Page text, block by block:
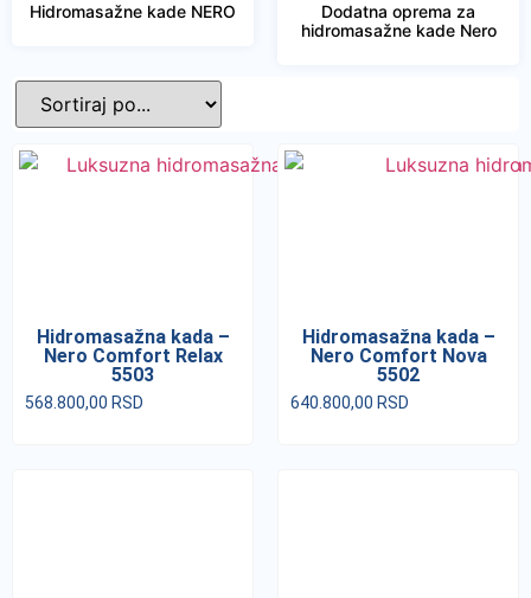
Hidromasažne kade NERO
Dodatna oprema za
hidromasažne kade Nero
Hidromasažna kada –
Nero Comfort Relax
5503
568.800,00 RSD
Hidromasažna kada –
Nero Comfort Nova
5502
640.800,00 RSD